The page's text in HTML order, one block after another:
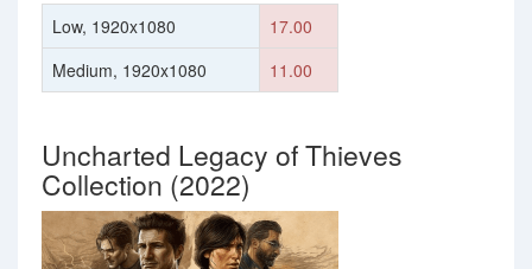
Low, 1920x1080
17.00
Medium, 1920x1080
11.00
Uncharted Legacy of Thieves
Collection (2022)